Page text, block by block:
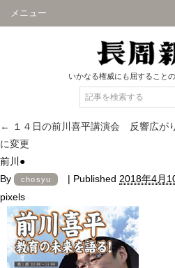
メニュー
いかなる権威にも屈すること
←
１４日の前川喜平講演会 反響広が
に変更
前川●
By
chosyu | Published 2018年4月
pixels